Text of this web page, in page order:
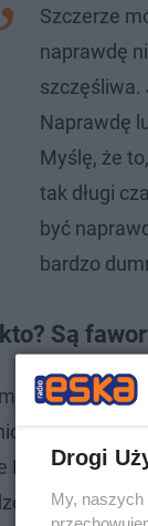
Szczerze
naprawdę
szczęśliwa.
Naprawdę
Myślę, że
tak długi
być
bardzo
Są
są
Synów
Drogi
My, naszych